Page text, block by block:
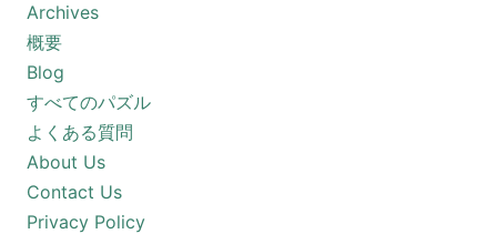
Archives
概要
Blog
すべてのパズル
よくある質問
About Us
Contact Us
Privacy Policy